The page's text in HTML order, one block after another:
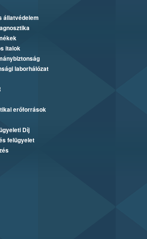
állatvédelem
italok
laborhálózat
erőforrások
Díj
felügyelet